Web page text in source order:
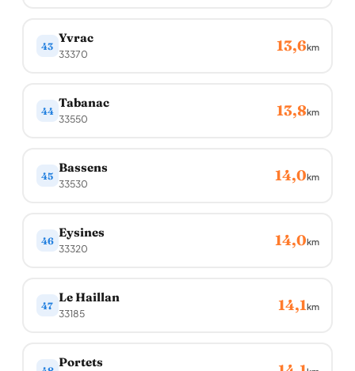
43
Yvrac
33370 13,6km
44
Tabanac
33550 13,8km
45
Bassens
33530 14,0km
46
Eysines
33320 14,0km
47
Le Haillan
33185 14,1km
Portets